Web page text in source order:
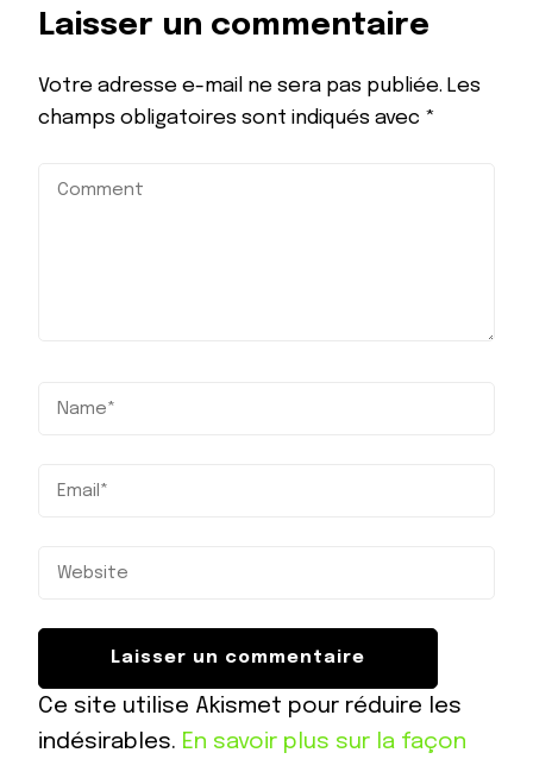
Laisser un commentaire
Votre adresse e-mail ne sera pas publiée. Les
champs obligatoires sont indiqués avec *
Ce site utilise Akismet pour réduire les
indésirables. En savoir plus sur la façon